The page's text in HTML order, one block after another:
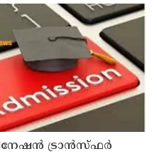
ട്രാൻസ്ഫർ